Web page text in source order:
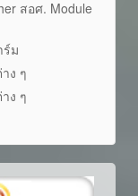
สอศ. Module
ร์ม
ง ๆ
ง ๆ